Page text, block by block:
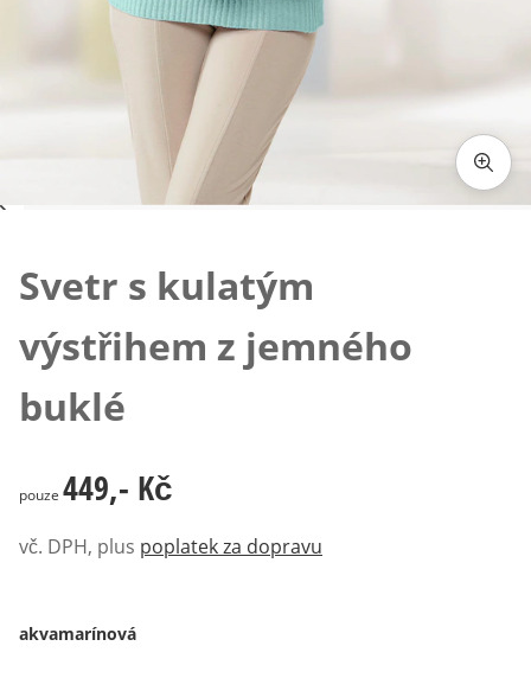
Svetr s kulatým
výstřihem z jemného
buklé
449,- Kč
pouze 449,- Kč
vč. DPH, plus poplatek za dopravu
akvamarínová